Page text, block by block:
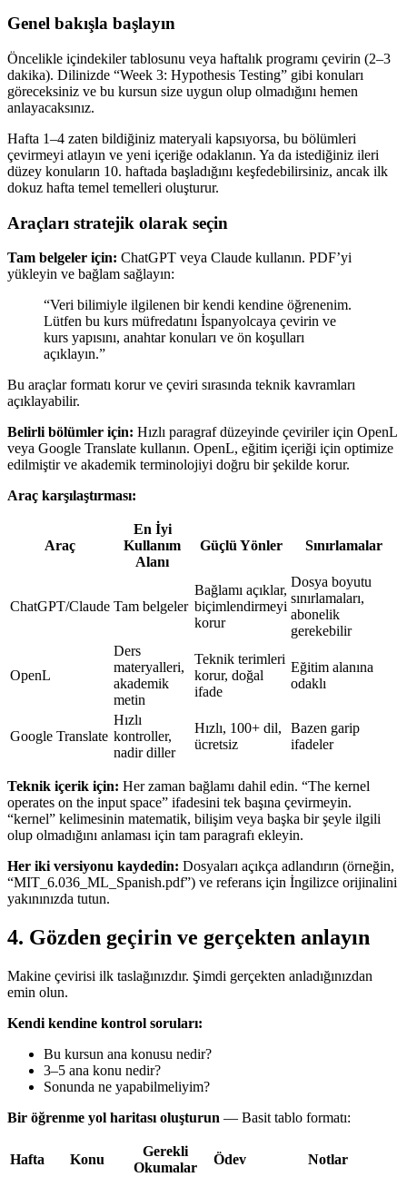
Genel bakışla başlayın
Öncelikle içindekiler tablosunu veya haftalık programı çevirin (2–3
dakika). Dilinizde “Week 3: Hypothesis Testing” gibi konuları
göreceksiniz ve bu kursun size uygun olup olmadığını hemen
anlayacaksınız.
Hafta 1–4 zaten bildiğiniz materyali kapsıyorsa, bu bölümleri
çevirmeyi atlayın ve yeni içeriğe odaklanın. Ya da istediğiniz ileri
düzey konuların 10. haftada başladığını keşfedebilirsiniz, ancak ilk
dokuz hafta temel temelleri oluşturur.
Araçları stratejik olarak seçin
Tam belgeler için: ChatGPT veya Claude kullanın. PDF’yi
yükleyin ve bağlam sağlayın:
“Veri bilimiyle ilgilenen bir kendi kendine öğrenenim.
Lütfen bu kurs müfredatını İspanyolcaya çevirin ve
kurs yapısını, anahtar konuları ve ön koşulları
açıklayın.”
Bu araçlar formatı korur ve çeviri sırasında teknik kavramları
açıklayabilir.
Belirli bölümler için: Hızlı paragraf düzeyinde çeviriler için OpenL
veya Google Translate kullanın. OpenL, eğitim içeriği için optimize
edilmiştir ve akademik terminolojiyi doğru bir şekilde korur.
Araç karşılaştırması:
Araç
En İyi
Kullanım
Alanı
Güçlü Yönler Sınırlamalar
ChatGPT/Claude Tam belgeler
Bağlamı açıklar,
biçimlendirmeyi
korur
Dosya boyutu
sınırlamaları,
abonelik
gerekebilir
OpenL
Ders
materyalleri,
akademik
metin
Teknik terimleri
korur, doğal
ifade
Eğitim alanına
odaklı
Google Translate
Hızlı
kontroller,
nadir diller
Hızlı, 100+ dil,
ücretsiz
Bazen garip
ifadeler
Teknik içerik için: Her zaman bağlamı dahil edin. “The kernel
operates on the input space” ifadesini tek başına çevirmeyin.
“kernel” kelimesinin matematik, bilişim veya başka bir şeyle ilgili
olup olmadığını anlaması için tam paragrafı ekleyin.
Her iki versiyonu kaydedin: Dosyaları açıkça adlandırın (örneğin,
“MIT_6.036_ML_Spanish.pdf”) ve referans için İngilizce orijinalini
yakınınızda tutun.
4. Gözden geçirin ve gerçekten anlayın
Makine çevirisi ilk taslağınızdır. Şimdi gerçekten anladığınızdan
emin olun.
Kendi kendine kontrol soruları:
Bu kursun ana konusu nedir?
3–5 ana konu nedir?
Sonunda ne yapabilmeliyim?
Bir öğrenme yol haritası oluşturun — Basit tablo formatı:
Hafta Konu
Gerekli
Okumalar
Ödev Notlar